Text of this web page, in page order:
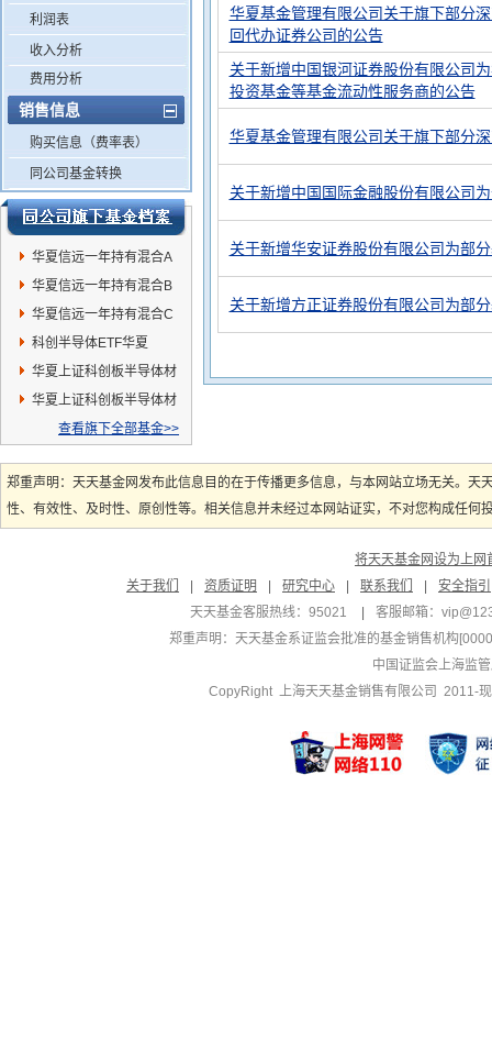
利润表
收入分析
费用分析
销售信息
购买信息（费率表）
同公司基金转换
华夏信远一年持有混合A
华夏信远一年持有混合B
华夏信远一年持有混合C
科创半导体ETF华夏
华夏上证科创板半导体材
料设备主题ETF发起式联
华夏上证科创板半导体材
料设备主题ETF发起式联
查看旗下全部基金>>
华夏基金管理有限公司关于旗下部分
回代办证券公司的公告
关于新增中国银河证券股份有限公司
投资基金等基金流动性服务商的公告
华夏基金管理有限公司关于旗下部分
关于新增中国国际金融股份有限公司
关于新增华安证券股份有限公司为部
关于新增方正证券股份有限公司为部
郑重声明：天天基金网发布此信息目的在于传播更多信息，与本网站立场无关。
性、有效性、及时性、原创性等。相关信息并未经过本网站证实，不对您构成任
将天天基金网设为上网
关于我们
资质证明 研究中心 联系我们
安全指引
天天基金客服热线：95021
客服邮箱：
郑重声明： 天天基金系证监会批准的基金销售机构
中国证监会上海监
CopyRight 上海天天基金销售有限公司 2011-